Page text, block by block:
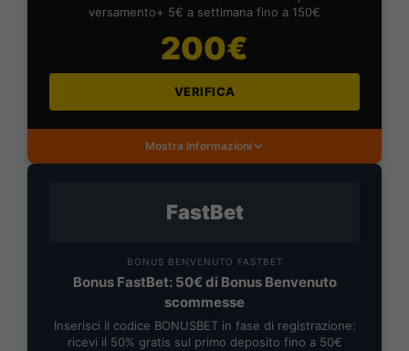
versamento+ 5€ a settimana fino a 150€
200€
VERIFICA
Mostra Informazioni
FastBet
BONUS BENVENUTO FASTBET
Bonus FastBet: 50€ di Bonus Benvenuto
scommesse
Inserisci il codice BONUSBET in fase di registrazione:
ricevi il 50% gratis sul primo deposito fino a 50€